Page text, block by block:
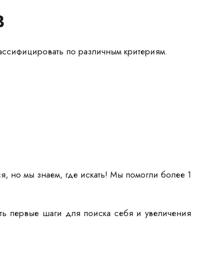
по различным критериям.
но мы знаем, где искать! Мы помогли более 1
первые шаги для поиска себя и увеличения